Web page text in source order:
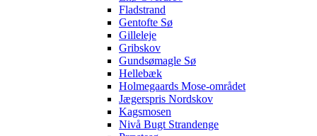
Fladstrand
Gentofte Sø
Gilleleje
Gribskov
Gundsømagle Sø
Hellebæk
Holmegaards Mose-området
Jægerspris Nordskov
Kagsmosen
Nivå Bugt Strandenge